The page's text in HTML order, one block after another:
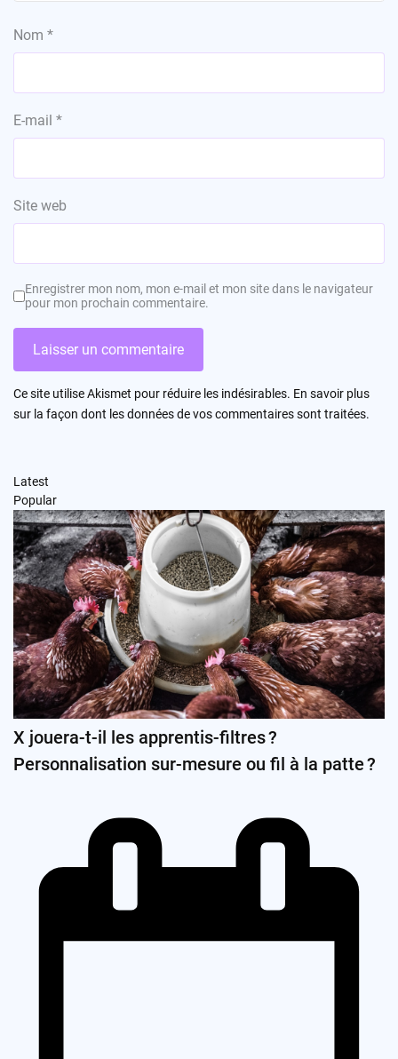
Nom *
E-mail *
Site web
Enregistrer mon nom, mon e-mail et mon site dans le navigateur
pour mon prochain commentaire.
Ce site utilise Akismet pour réduire les indésirables. En savoir plus
sur la façon dont les données de vos commentaires sont traitées.
Latest
Popular
X jouera-t-il les apprentis-filtres ?
Personnalisation sur-mesure ou fil à la patte ?